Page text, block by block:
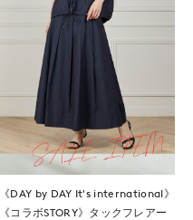
《DAY by DAY It's international》
《コラボSTORY》タックフレアー